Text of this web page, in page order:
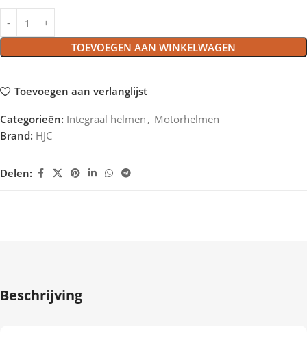
TOEVOEGEN AAN WINKELWAGEN
Toevoegen aan verlanglijst
Categorieën: Integraal helmen , Motorhelmen
Brand: HJC
Delen:
Beschrijving